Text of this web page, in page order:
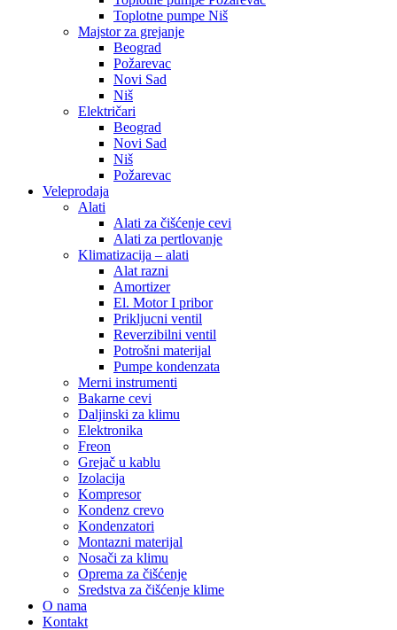
Toplotne pumpe Niš
Majstor za grejanje
Beograd
Požarevac
Novi Sad
Niš
Električari
Beograd
Novi Sad
Niš
Požarevac
Veleprodaja
Alati
Alati za čišćenje cevi
Alati za pertlovanje
Klimatizacija – alati
Alat razni
Amortizer
El. Motor I pribor
Prikljucni ventil
Reverzibilni ventil
Potrošni materijal
Pumpe kondenzata
Merni instrumenti
Bakarne cevi
Daljinski za klimu
Elektronika
Freon
Grejač u kablu
Izolacija
Kompresor
Kondenz crevo
Kondenzatori
Montazni materijal
Nosači za klimu
Oprema za čišćenje
Sredstva za čišćenje klime
O nama
Kontakt